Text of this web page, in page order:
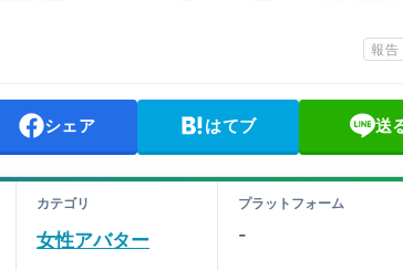
報告
シェア はてブ 送
カテゴリ
女性アバター
プラットフォーム
-